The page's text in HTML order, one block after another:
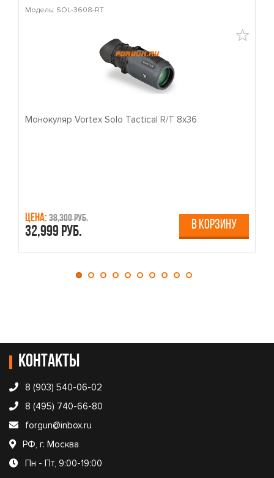
Модель: SOL-3608-RT
Монокуляр Vortex Solo Tactical R/T 8x36
Цена: 38,300 руб.
32,999 руб. В КОРЗИНУ
Контакты
8 (903) 540-06-02
8 (495) 740-66-80
forgun@inbox.ru
РФ, г. Москва
Пн - Пт, 9:00-19:00